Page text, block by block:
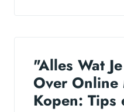
"Alles Wat
Over Online
Kopen: Tips